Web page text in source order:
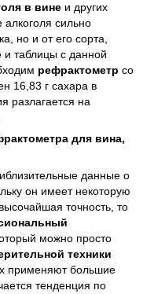
в вине и других
сильно
но и от его сорта,
таблицы с данной
рефрактометр со
16,83 г сахара в
разлагается на
для вина,
данные о
он имеет некоторую
точность, то
можно просто
техники
применяют большие
тенденция по